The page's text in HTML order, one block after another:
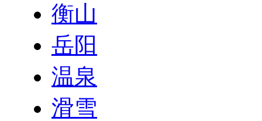
衡山
岳阳
温泉
滑雪